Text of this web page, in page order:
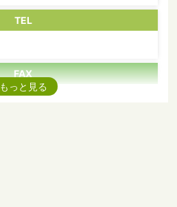
TEL
FAX
もっと見る